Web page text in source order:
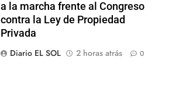
a la marcha frente al Congreso
contra la Ley de Propiedad
Privada
Diario EL SOL
2 horas atrás 0